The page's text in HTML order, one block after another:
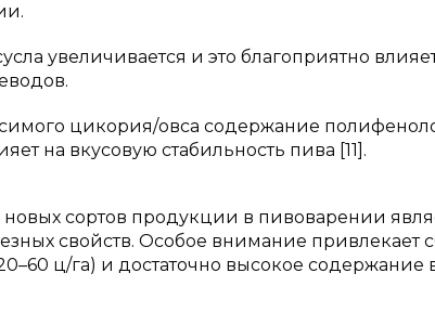
увеличивается и это благоприятно
цикория/овса содержание
на вкусовую стабильность пива [11].
сортов продукции в пивоварении
свойств. Особое внимание привлекает
ц/га) и достаточно высокое содержание